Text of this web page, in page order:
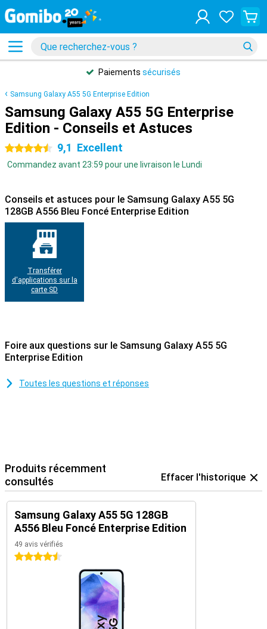
Paiements sécurisés
Samsung Galaxy A55 5G Enterprise Edition
Samsung Galaxy A55 5G Enterprise
Edition - Conseils et Astuces
4.5 étoiles 9,1 Excellent
Commandez avant 23:59 pour une livraison le Lundi
Conseils et astuces pour le Samsung Galaxy A55 5G
128GB A556 Bleu Foncé Enterprise Edition
Transférer
d'applications sur la
carte SD
Foire aux questions sur le Samsung Galaxy A55 5G
Enterprise Edition
Toutes les questions et réponses
Produits récemment
consultés
Effacer l'historique
Samsung Galaxy A55 5G 128GB
A556 Bleu Foncé Enterprise Edition
49 avis vérifiés
4.5 étoiles